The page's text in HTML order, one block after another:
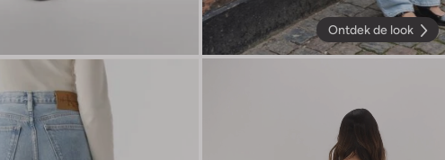
Ontdek de look